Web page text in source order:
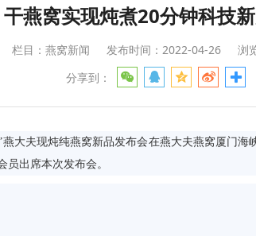
燕窝实现炖煮20分钟科技
栏目：燕窝新闻 发布时间：2022-04-26
浏
分享到：
大夫现炖纯燕窝新品发布会在燕大夫燕窝厦门
出席本次发布会。